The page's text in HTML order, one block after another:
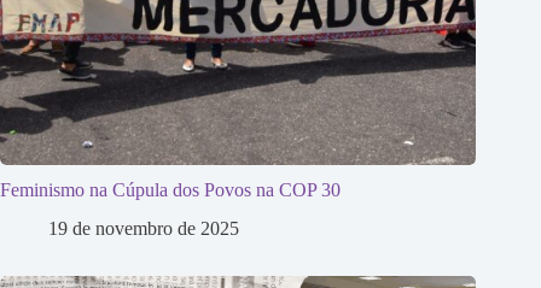
Feminismo na Cúpula dos Povos na COP 30
19 de novembro de 2025